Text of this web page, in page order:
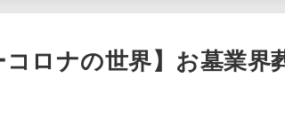
コロナの世界】お墓業